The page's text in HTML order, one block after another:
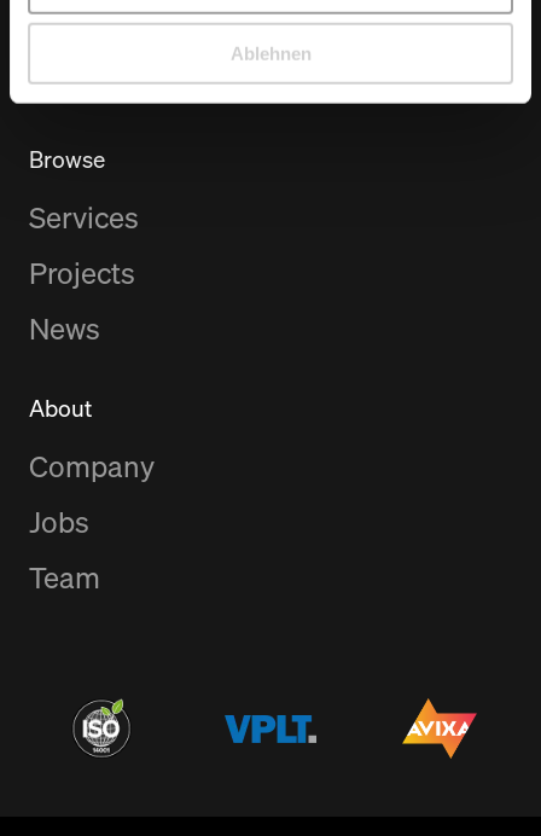
Ablehnen
Browse
Services
Projects
News
About
Company
Jobs
Team